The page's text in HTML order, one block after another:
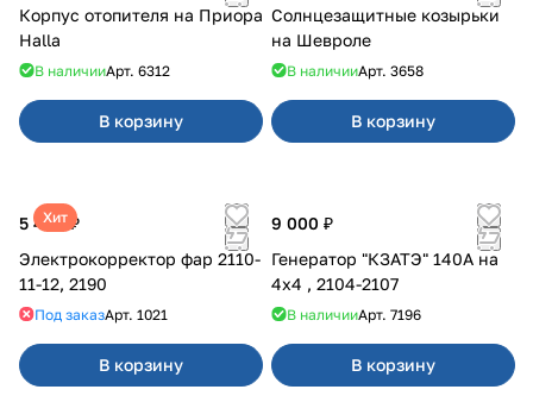
Корпус отопителя на Приора
Halla
В наличииАрт. 6312
В корзину
Солнцезащитные козырьки
на Шевроле
В наличииАрт. 3658
В корзину
Хит
5 400 ₽
Электрокорректор фар 2110-
11-12, 2190
Под заказАрт. 1021
В корзину
9 000 ₽
Генератор "КЗАТЭ" 140А на
4x4 , 2104-2107
В наличииАрт. 7196
В корзину